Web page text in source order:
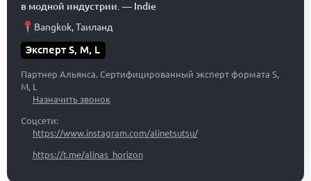
в модной индустрии. — Indie
Bangkok,Таиланд
Эксперт S, M, L
Партнер Альянса. Сертифицированный эксперт формата S,
M, L
Назначить звонок
Соцсети:
https://www.instagram.com/alinetsutsu/
https://t.me/alinas_horizon